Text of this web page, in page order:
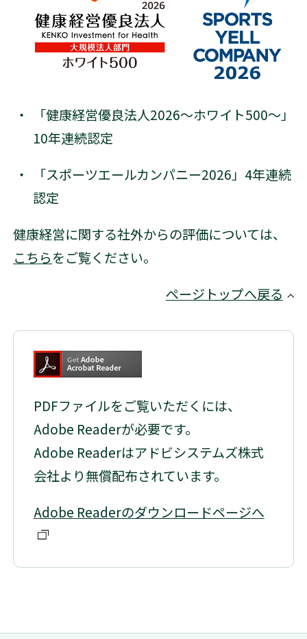
「健康経営優良法人2026～ホワイト500～」
10年連続認定
「スポーツエールカンパニー2026」4年連続
認定
健康経営に関する社外からの評価については、
こちらをご覧ください。
ページトップへ戻る
PDFファイルをご覧いただくには、
Adobe Readerが必要です。
Adobe Readerはアドビシステムズ株式
会社より無償配布されています。
Adobe Readerのダウンロードページへ